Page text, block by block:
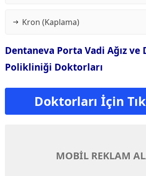
Kron (Kaplama)
Dentaneva Porta Vadi Ağız ve
Polikliniği Doktorları
Doktorları İçin
MOBİL REKLAM